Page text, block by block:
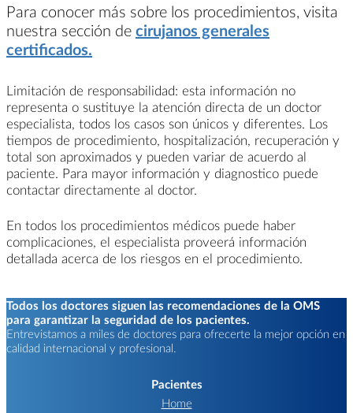
Para conocer más sobre los procedimientos, visita
nuestra sección de cirujanos generales
certificados.
Limitación de responsabilidad: esta información no
representa o sustituye la atención directa de un doctor
especialista, todos los casos son únicos y diferentes. Los
tiempos de procedimiento, hospitalización, recuperación y
total son aproximados y pueden variar de acuerdo al
paciente. Para mayor información y diagnostico puede
contactar directamente al doctor.
En todos los procedimientos médicos puede haber
complicaciones, el especialista proveerá información
detallada acerca de los riesgos en el procedimiento.
Todos los doctores siguen las recomendaciones de la OMS
para garantizar la seguridad de los pacientes.
Entrevistamos a miles de doctores para ofrecerte la mejor opción en
calidad internacional y profesional.
Pacientes
Home